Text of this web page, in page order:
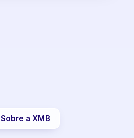
Sobre a XMB